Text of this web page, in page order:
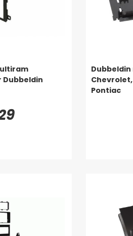
Dubbeldin
Pontiac